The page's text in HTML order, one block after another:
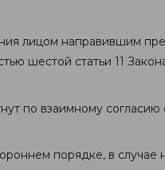
лицом направившим
шестой статьи 11
по взаимному
порядке, в